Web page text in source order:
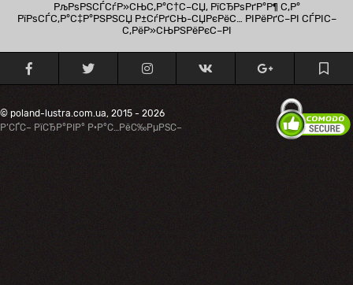
РљРѕРЅСЃСѓР»СЊС‚Р°С†С–СЏ, РїСЂРѕРґР°Р¶ С‚Р°
РїРѕСЃС‚Р°С‡Р°РЅРЅСЏ Р±СѓРґСЊ-СЏРєРёС… РІРёРґС–РІ СЃРІС–
С‚РёР»СЊРЅРёРєС–РІ
© poland-lustra.com.ua, 2015 - 2026
Р’СЃС– РїСЂР°РІР° Р·Р°С…РёС‰РµРЅС–